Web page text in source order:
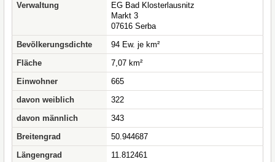
Verwaltung
EG Bad Klosterlausnitz
Markt 3
07616 Serba
Bevölkerungsdichte
94 Ew. je km²
Fläche
7,07 km²
Einwohner
665
davon weiblich
322
davon männlich
343
Breitengrad
50.944687
Längengrad
11.812461